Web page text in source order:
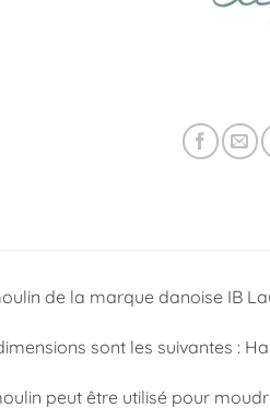
de la marque danoise IB
sont les suivantes :
peut être utilisé pour